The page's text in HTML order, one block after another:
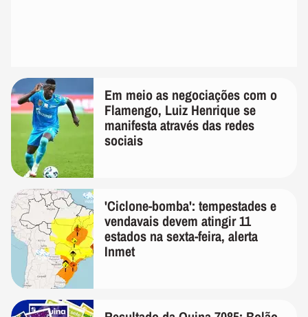
Em meio as negociações com o
Flamengo, Luiz Henrique se
manifesta através das redes
sociais
'Ciclone-bomba': tempestades e
vendavais devem atingir 11
estados na sexta-feira, alerta
Inmet